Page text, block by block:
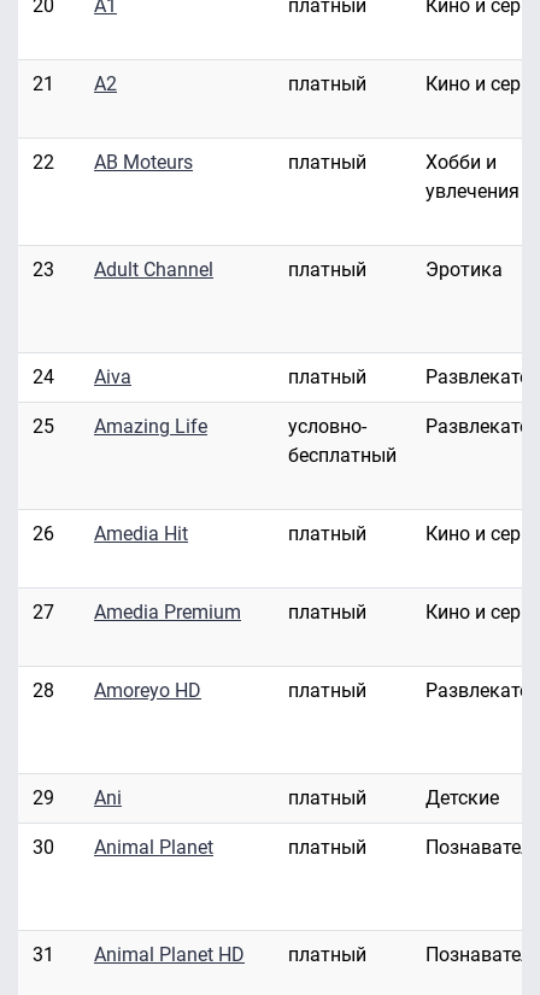
20 A1 платный Кино и
21 A2 платный Кино и
22 AB Moteurs платный
Хобби и
увлечения
23 Adult Channel платный Эротика
24 Aiva платный
25 Amazing Life
условно-
бесплатный
26 Amedia Hit платный Кино и
27 Amedia Premium платный Кино и
28 Amoreyo HD платный
29 Ani платный Детские
30 Animal Planet платный
31 Animal Planet HD платный